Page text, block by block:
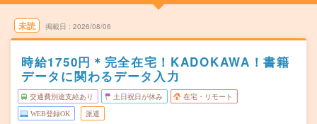
未読 掲載日 2026/08/06
時給1750円＊完全在宅！KADOKAWA！書籍
データに関わるデータ入力
交通費別途支給あり 土日祝日が休み 在宅・リモート
WEB登録OK 派遣